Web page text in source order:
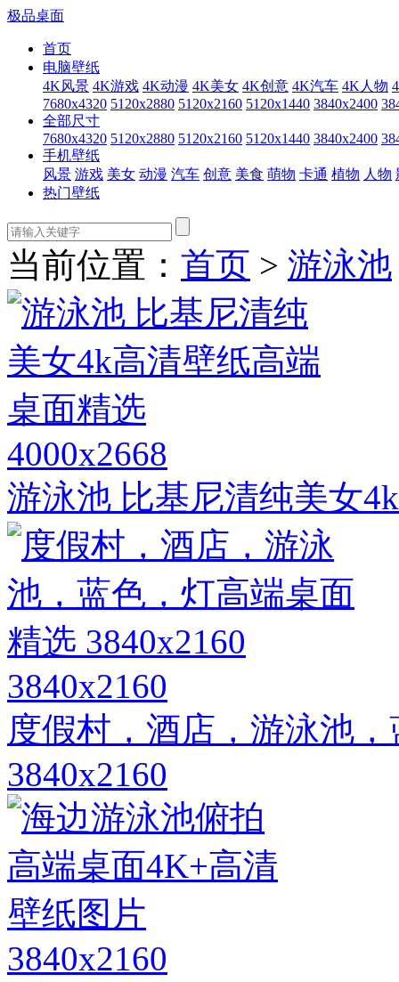
极品桌面
首页
电脑壁纸
4K风景 4K游戏 4K动漫 4K美女 4K创意 4K汽车 4K人物
7680x4320 5120x2880 5120x2160 5120x1440 3840x2400
全部尺寸
7680x4320 5120x2880 5120x2160 5120x1440 3840x2400
手机壁纸
风景 游戏 美女 动漫 汽车 创意 美食 萌物 卡通 植物 人物
热门壁纸
当前位置： 首页 > 游泳池
4000x2668
游泳池 比基尼清纯美女
3840x2160
度假村，酒店，游泳池
3840x2160
3840x2160